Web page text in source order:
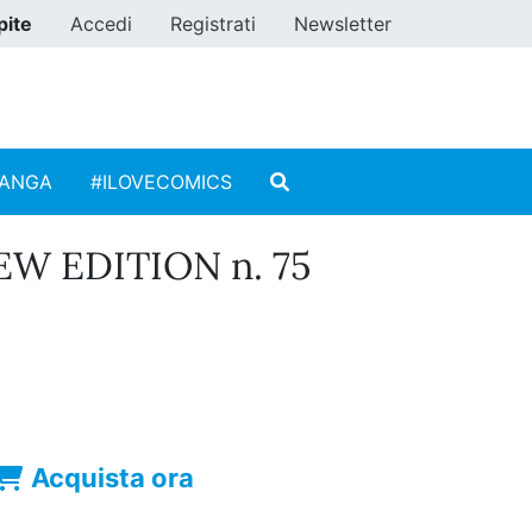
Accedi Registrati Newsletter
#ILOVECOMICS
EDITION n. 75
Acquista ora